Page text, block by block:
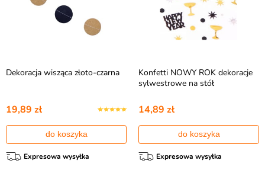
Dekoracja wisząca złoto-czarna
19,89 zł
do koszyka
Expresowa wysyłka
Konfetti NOWY ROK dekoracje
sylwestrowe na stół
14,89 zł
do koszyka
Expresowa wysyłka